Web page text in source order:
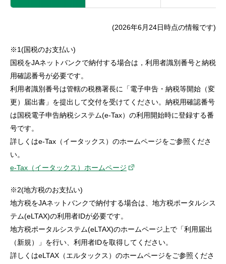
(2026年6月24日時点の情報です)
※1(国税のお支払い)
国税をJAネットバンクで納付する場合は，利用者識別番号と納税
用確認番号が必要です。
利用者識別番号は管轄の税務署長に「電子申告・納税等開始（変
更）届出書」を提出して交付を受けてください。納税用確認番号
は国税電子申告納税システム(e-Tax）の利用開始時に登録する番
号です。
詳しくはe-Tax（イータックス）のホームページをご参照くださ
い。
e-Tax（イータックス）ホームページ
※2(地方税のお支払い)
地方税をJAネットバンクで納付する場合は、地方税ポータルシス
テム(eLTAX)の利用者IDが必要です。
地方税ポータルシステム(eLTAX)のホームページ上で「利用届出
（新規）」を行い、利用者IDを取得してください。
詳しくはeLTAX（エルタックス）のホームページをご参照くださ